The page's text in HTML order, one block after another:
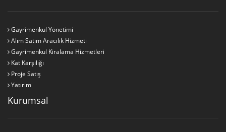
Gayrimenkul Yönetimi
Alım Satım Aracılık Hizmeti
Gayrimenkul Kiralama Hizmetleri
Kat Karşılığı
Proje Satış
Yatırım
Kurumsal